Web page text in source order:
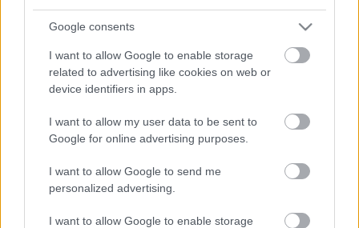
Google consents
I want to allow Google to enable storage
related to advertising like cookies on web or
device identifiers in apps.
I want to allow my user data to be sent to
Google for online advertising purposes.
I want to allow Google to send me
personalized advertising.
I want to allow Google to enable storage